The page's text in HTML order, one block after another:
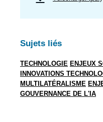
Sujets liés
TECHNOLOGIE ENJEUX
INNOVATIONS
MULTILATÉRALISME
GOUVERNANCE DE L'IA